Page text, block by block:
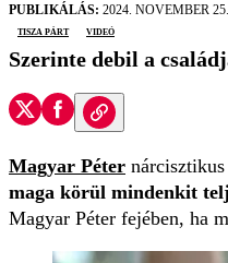
PUBLIKÁLÁS: 2024. NOVEMBER
Tisza Párt
videó
Szerinte debil a
Magyar Péter
maga körül mindenkit
Magyar Péter fejében, ha